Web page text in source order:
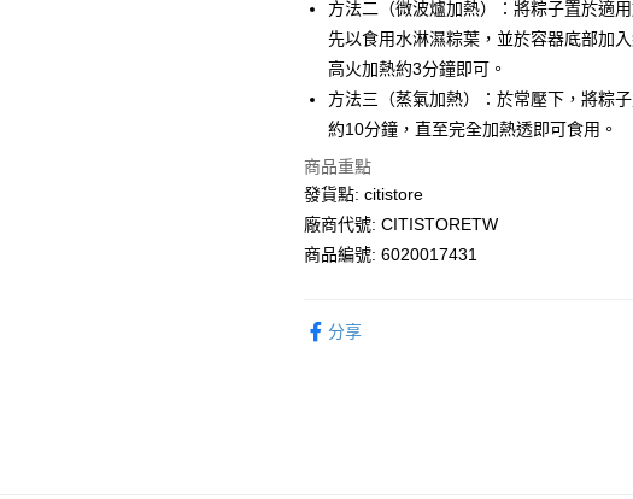
UNY 門市自取
每筆HK$50.00，滿HK$200.00或以上免運費
方法二（微波爐加熱）：將粽子置於適
先以食用水淋濕粽葉，並於容器底部加
高火加熱約3分鐘即可。
方法三（蒸氣加熱）：於常壓下，將粽
約10分鐘，直至完全加熱透即可食用。
商品重點
發貨點: citistore
廠商代號: CITISTORETW
商品編號: 6020017431
分享